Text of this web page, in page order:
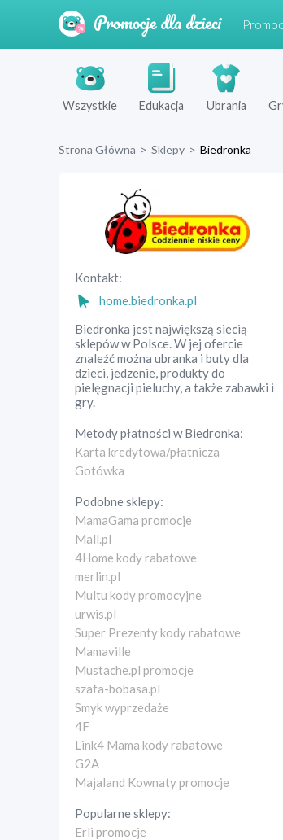
Wszystkie Edukacja Ubrania
Strona Główna > Sklepy > Biedronka
Kontakt:
home.biedronka.pl
Biedronka jest największą siecią
sklepów w Polsce. W jej ofercie
znaleźć można ubranka i buty dla
dzieci, jedzenie, produkty do
pielęgnacji pieluchy, a także zabawki i
gry.
Metody płatności wBiedronka:
Karta kredytowa/płatnicza
Gotówka
Podobne sklepy:
MamaGama promocje
Mall.pl
4Home kody rabatowe
merlin.pl
Multu kody promocyjne
urwis.pl
Super Prezenty kody rabatowe
Mamaville
Mustache.pl promocje
szafa-bobasa.pl
Smyk wyprzedaże
4F
Link4 Mama kody rabatowe
G2A
Majaland Kownaty promocje
Popularne sklepy:
Erli promocje